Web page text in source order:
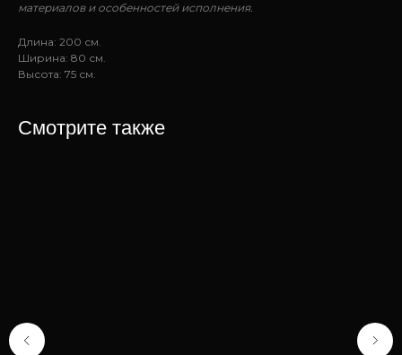
материалов и особенностей исполнения.
Длина: 200 см.
Ширина: 80 см.
Высота: 75 см.
Смотрите также